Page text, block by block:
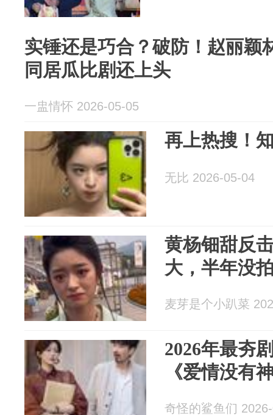
实锤还是巧合？破防！赵丽颖
同居瓜比剧还上头
一盅情怀 2026-05-05
再上热搜！
无比 2026-05-04
黄杨钿甜反
大，半年没
麦芽是个小趴菜
2026年最夯
《爱情没有
奇怪的鲨鱼们